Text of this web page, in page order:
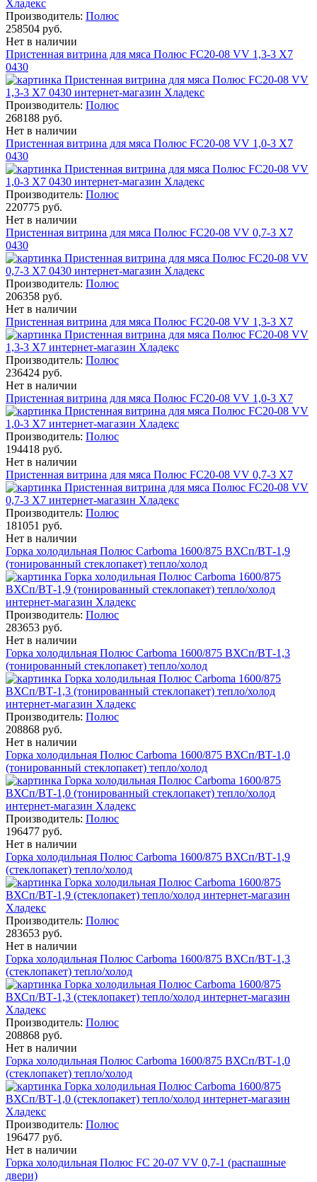
Производитель: Полюс
258504 руб.
Нет в наличии
Пристенная витрина для мяса Полюс FC20-08 VV 1,3-3 X7
0430
Производитель: Полюс
268188 руб.
Нет в наличии
Пристенная витрина для мяса Полюс FC20-08 VV 1,0-3 X7
0430
Производитель: Полюс
220775 руб.
Нет в наличии
Пристенная витрина для мяса Полюс FC20-08 VV 0,7-3 X7
0430
Производитель: Полюс
206358 руб.
Нет в наличии
Пристенная витрина для мяса Полюс FC20-08 VV 1,3-3 X7
Производитель: Полюс
236424 руб.
Нет в наличии
Пристенная витрина для мяса Полюс FC20-08 VV 1,0-3 X7
Производитель: Полюс
194418 руб.
Нет в наличии
Пристенная витрина для мяса Полюс FC20-08 VV 0,7-3 X7
Производитель: Полюс
181051 руб.
Нет в наличии
Горка холодильная Полюс Carboma 1600/875 ВХСп/ВТ-1,9
(тонированный cтеклопакет) тепло/холод
Производитель: Полюс
283653 руб.
Нет в наличии
Горка холодильная Полюс Carboma 1600/875 ВХСп/ВТ-1,3
(тонированный cтеклопакет) тепло/холод
Производитель: Полюс
208868 руб.
Нет в наличии
Горка холодильная Полюс Carboma 1600/875 ВХСп/ВТ-1,0
(тонированный cтеклопакет) тепло/холод
Производитель: Полюс
196477 руб.
Нет в наличии
Горка холодильная Полюс Carboma 1600/875 ВХСп/ВТ-1,9
(cтеклопакет) тепло/холод
Производитель: Полюс
283653 руб.
Нет в наличии
Горка холодильная Полюс Carboma 1600/875 ВХСп/ВТ-1,3
(cтеклопакет) тепло/холод
Производитель: Полюс
208868 руб.
Нет в наличии
Горка холодильная Полюс Carboma 1600/875 ВХСп/ВТ-1,0
(cтеклопакет) тепло/холод
Производитель: Полюс
196477 руб.
Нет в наличии
Горка холодильная Полюс FC 20-07 VV 0,7-1 (распашные
двери)